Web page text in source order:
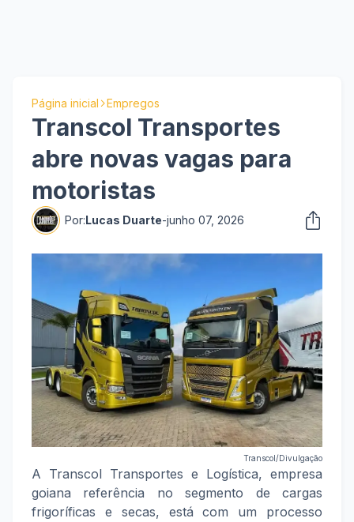
Página inicial Empregos
Transcol Transportes
abre novas vagas para
motoristas
Por:Lucas Duarte-junho 07, 2026
Transcol/Divulgação
A Transcol Transportes e Logística, empresa
goiana referência no segmento de cargas
frigoríficas e secas, está com um processo